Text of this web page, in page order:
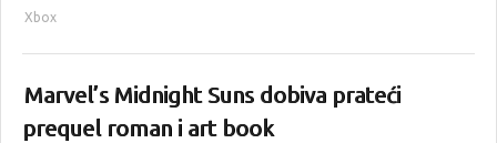
Xbox
Marvel’s Midnight Suns dobiva prateći
prequel roman i art book